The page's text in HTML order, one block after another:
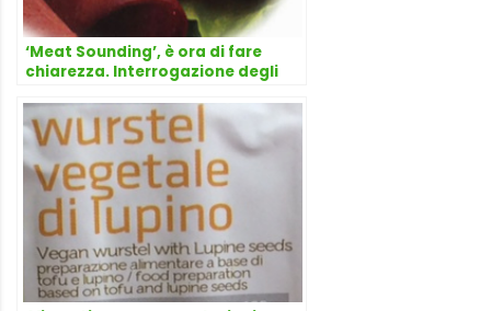
‘Meat Sounding’, è ora di fare
chiarezza. Interrogazione degli
Commissione europea